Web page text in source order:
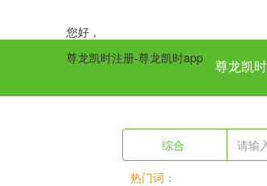
您好，
尊龙凯时注册-尊龙凯时app
尊龙凯
综合
热门词：